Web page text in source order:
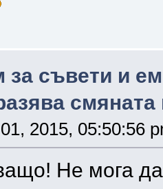
съвети и
2015, 05:50:56
Не мога